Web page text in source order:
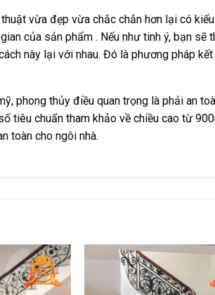
vừa đẹp vừa chắc chắn hơn lại có
của sản phẩm . Nếu như tinh ý, bạn
này lại với nhau. Đó là phương pháp
phong thủy điều quan trọng là phải an
tiêu chuẩn tham khảo về chiều cao từ
toàn cho ngôi nhà.